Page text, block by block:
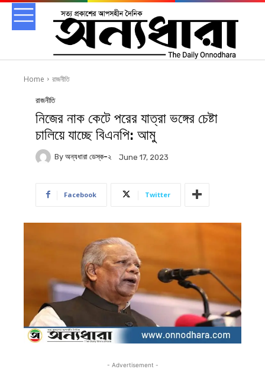
Home রাজনীতি
রাজনীতি
নিজের নাক কেটে পরের যাত্রা ভঙ্গের চেষ্টা
চালিয়ে যাচ্ছে বিএনপি: আমু
By অন্যধারা ডেস্ক-২ June 17, 2023
Facebook Twitter
- Advertisement -